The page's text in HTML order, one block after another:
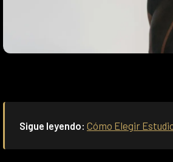
Sigue leyendo: Cómo Elegir